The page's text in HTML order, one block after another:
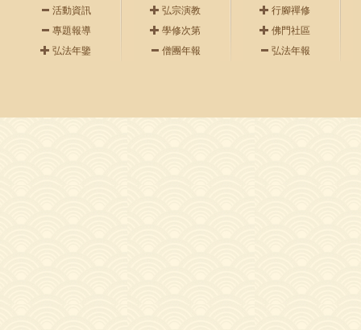
活動資訊
專題報導
弘法年鑒
弘宗演教
學修次第
僧團年報
行腳禪修
佛門社區
弘法年報